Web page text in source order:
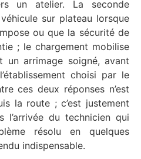
un atelier. La seconde
sur plateau lorsque
ou que la sécurité de
; le chargement mobilise
un arrimage soigné, avant
choisi par le
ces deux réponses n’est
la route ; c’est justement
l’arrivée du technicien qui
résolu en quelques
indispensable.